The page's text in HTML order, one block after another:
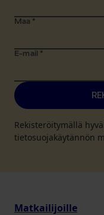
Maa *
E-mail *
Rekisteröitymällä
tietosuojakäytännön
Matkailijoille